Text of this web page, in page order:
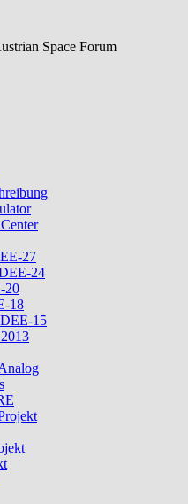
Space Forum
27
24
20
18
15